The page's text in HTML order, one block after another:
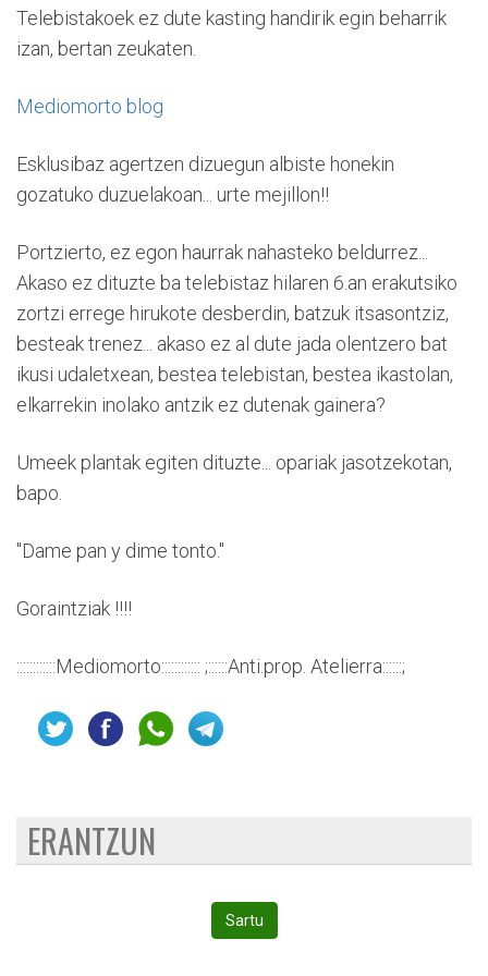
Telebistakoek ez dute kasting handirik egin beharrik
izan, bertan zeukaten.
Mediomorto blog
Esklusibaz agertzen dizuegun albiste honekin
gozatuko duzuelakoan... urte mejillon!!
Portzierto, ez egon haurrak nahasteko beldurrez...
Akaso ez dituzte ba telebistaz hilaren 6.an erakutsiko
zortzi errege hirukote desberdin, batzuk itsasontziz,
besteak trenez... akaso ez al dute jada olentzero bat
ikusi udaletxean, bestea telebistan, bestea ikastolan,
elkarrekin inolako antzik ez dutenak gainera?
Umeek plantak egiten dituzte... opariak jasotzekotan,
bapo.
"Dame pan y dime tonto."
Goraintziak !!!!
::::::::::::Mediomorto:::::::::::: ;::::::Anti.prop. Atelierra::::::;
ERANTZUN
Sartu